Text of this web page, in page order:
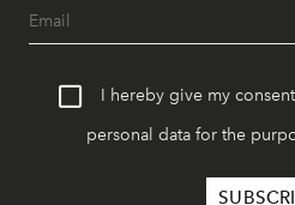
I hereby give my
personal data for the